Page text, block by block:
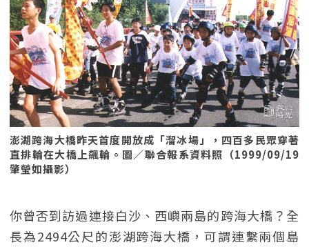
澎湖跨海大橋昨天首度開放成「溜冰場」，四百多民眾穿著
直排輪在大橋上飆輪。圖／聯合報系資料照（1999/09/19
肇瑩如攝影）
你曾否到訪過連接白沙、西嶼兩島的跨海大橋？全
長為2494公尺的澎湖跨海大橋，可謂連繫兩個島